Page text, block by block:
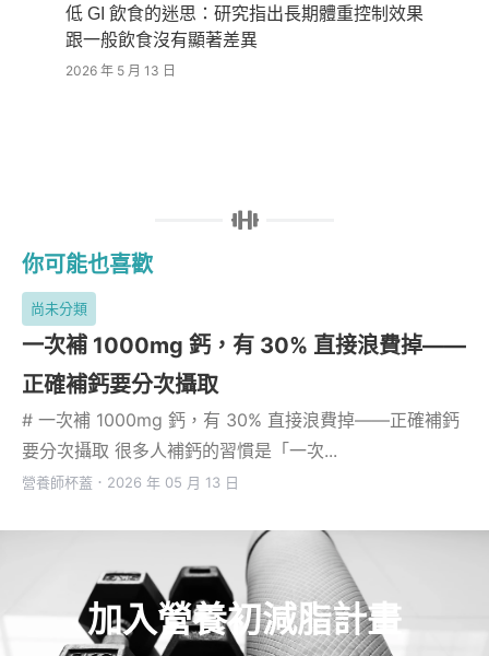
低 GI 飲食的迷思：研究指出長期體重控制效果
跟一般飲食沒有顯著差異
2026 年 5 月 13 日
你可能也喜歡
尚未分類
一次補 1000mg 鈣，有 30% 直接浪費掉——
正確補鈣要分次攝取
# 一次補 1000mg 鈣，有 30% 直接浪費掉——正確補鈣
要分次攝取 很多人補鈣的習慣是「一次...
營養師杯蓋 ． 2026 年 05 月 13 日
加入營養初減脂計畫